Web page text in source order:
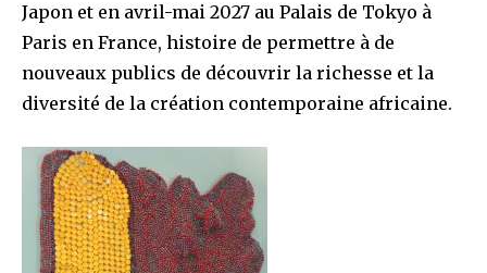
Japon et en avril-mai 2027 au Palais de Tokyo à
Paris en France, histoire de permettre à de
nouveaux publics de découvrir la richesse et la
diversité de la création contemporaine africaine.